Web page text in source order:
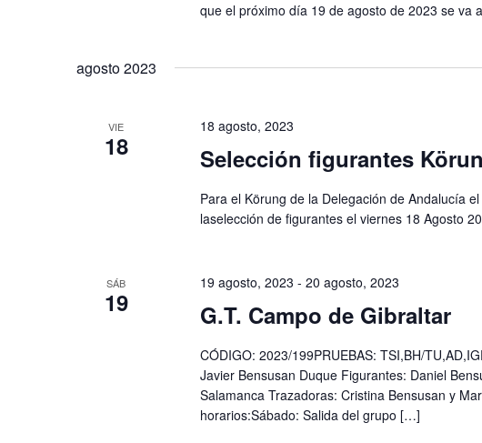
que el próximo día 19 de agosto de 2023 se va
agosto 2023
VIE
18
18 agosto, 2023
Selección figurantes
Para el Körung de la Delegación de Andalucía
laselección de figurantes el viernes 18 Agosto
SÁB
19
19 agosto, 2023 - 20 agosto, 2023
G.T. Campo de Gibraltar
CÓDIGO: 2023/199PRUEBAS: TSI,BH/
Javier Bensusan Duque Figurantes: Daniel
Salamanca Trazadoras: Cristina Bensusan y
horarios:Sábado: Salida del grupo […]